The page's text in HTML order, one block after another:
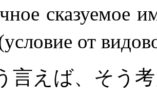
от
言えば、そう